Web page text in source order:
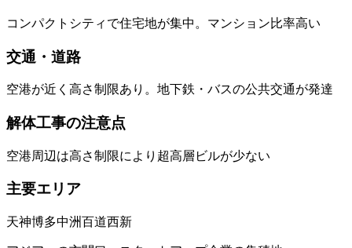
コンパクトシティで住宅地が集中。マンション比率高い
交通・道路
空港が近く高さ制限あり。地下鉄・バスの公共交通が発達
解体工事の注意点
空港周辺は高さ制限により超高層ビルが少ない
主要エリア
天神博多中洲百道西新